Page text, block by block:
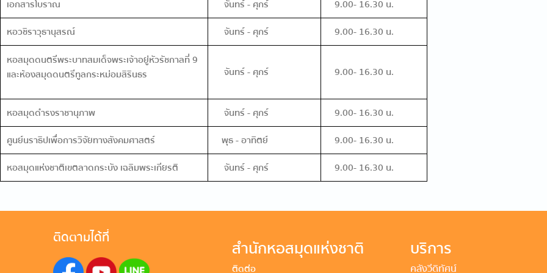
เอกสารโบราณ
จันทร์ - ศุกร์
9.00- 16.30 น.
หอวชิราวุธานุสรณ์
จันทร์ - ศุกร์
9.00- 16.30 น.
หอสมุดดนตรีพระบาทสมเด็จพระเจ้าอยู่หัวรัชกาลที่ 9
และห้องสมุดดนตรีทูลกระหม่อมสิรินธร
จันทร์ - ศุกร์ 9.00- 16.30 น.
หอสมุดดำรงราชานุภาพ จันทร์ - ศุกร์
9.00- 16.30 น.
ศูนย์นราธิปเพื่อการวิจัยทางสังคมศาสตร์
พุธ - อาทิตย์
9.00- 16.30 น.
หอสมุดแห่งชาติเขตลาดกระบัง เฉลิมพระเกียรติ
จันทร์ - ศุกร์ 9.00- 16.30 น.
ติดตามได้ที่ สำนักหอสมุดแห่งชาติ
ติดต่อ
บริการ
คลังวีดิทัศน์